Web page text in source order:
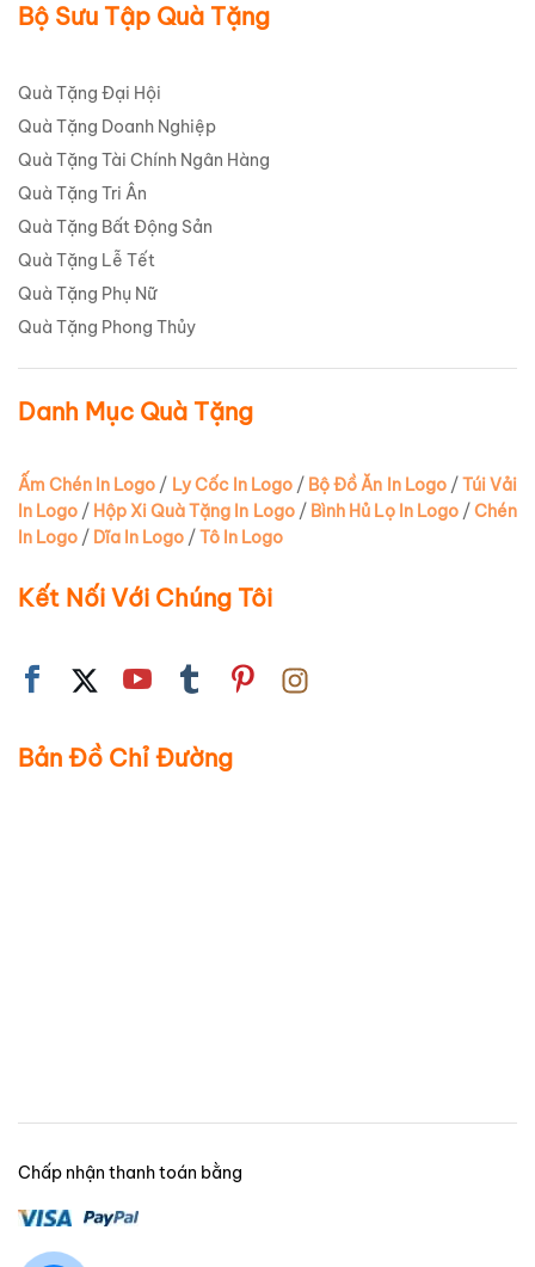
Bộ Sưu Tập Quà Tặng
Quà Tặng Đại Hội
Quà Tặng Doanh Nghiệp
Quà Tặng Tài Chính Ngân Hàng
Quà Tặng Tri Ân
Quà Tặng Bất Động Sản
Quà Tặng Lễ Tết
Quà Tặng Phụ Nữ
Quà Tặng Phong Thủy
Danh Mục Quà Tặng
Ấm Chén In Logo / Ly Cốc In Logo/ Bộ Đồ Ăn In Logo/ Túi Vải
In Logo / Hộp Xi Quà Tặng In Logo/ Bình Hủ Lọ In Logo/ Chén
In Logo / Dĩa In Logo / Tô In Logo
Kết Nối Với Chúng Tôi
Bản Đồ Chỉ Đường
Chấp nhận thanh toán bằng